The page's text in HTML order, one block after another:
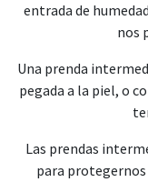
entrada de
nos
Una prenda
pegada a la piel, o
Las prendas
para protegernos